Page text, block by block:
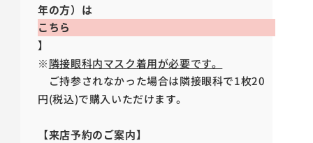
年の方）は
こちら
】
※隣接眼科内マスク着用が必要です。
ご持参されなかった場合は隣接眼科で1枚20
円(税込)で購入いただけます。
【来店予約のご案内】